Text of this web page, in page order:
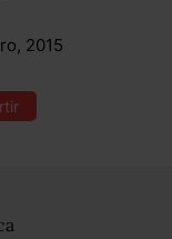
2015